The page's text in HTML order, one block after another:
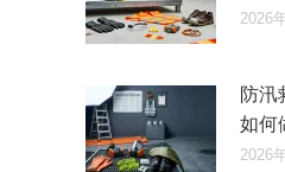
2026
防汛
如何
2026